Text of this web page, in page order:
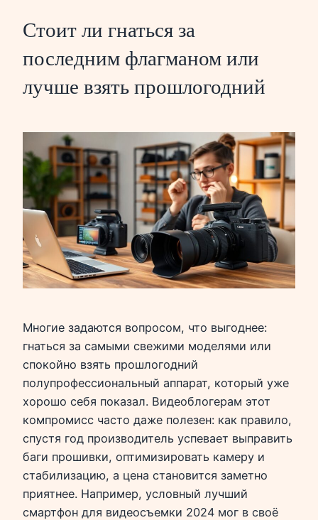
Стоит ли гнаться за
последним флагманом или
лучше взять прошлогодний
Многие задаются вопросом, что выгоднее:
гнаться за самыми свежими моделями или
спокойно взять прошлогодний
полупрофессиональный аппарат, который уже
хорошо себя показал. Видеоблогерам этот
компромисс часто даже полезен: как правило,
спустя год производитель успевает выправить
баги прошивки, оптимизировать камеру и
стабилизацию, а цена становится заметно
приятнее. Например, условный лучший
смартфон для видеосъемки 2024 мог в своё